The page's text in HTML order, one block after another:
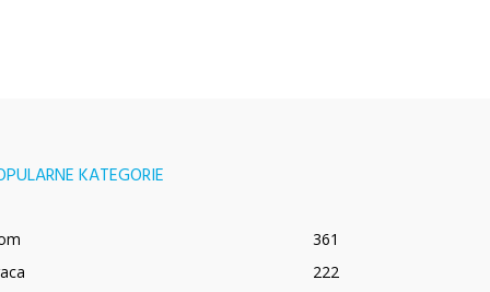
KATEGORIE
361
222